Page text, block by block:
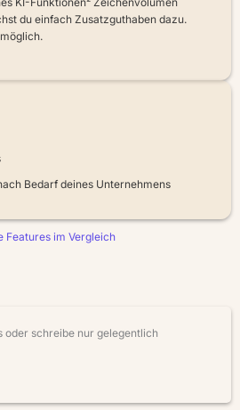
du einfach Zusatzguthaben dazu.
Bedarf deines Unternehmens
Features im Vergleich
oder schreibe nur gelegentlich